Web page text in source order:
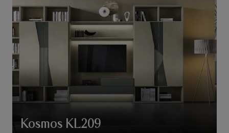
Kosmos KL209